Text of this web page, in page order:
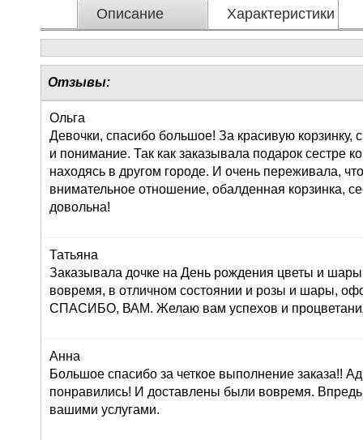
Описание Характеристики
Отзывы:
Ольга
Девочки, спасибо большое! За красивую корзинку,
и понимание. Так как заказывала подарок сестре
находясь в другом городе. И очень переживала,
внимательное отношение, обалденная корзинка,
довольна!
Татьяна
Заказывала дочке на День рождения цветы и
вовремя, в отличном состоянии и розы и шары,
СПАСИБО, ВАМ. Желаю вам успехов и
Анна
Большое спасибо за четкое выполнение заказа!!
понравились! И доставлены были вовремя. Впредь
вашими услугами.